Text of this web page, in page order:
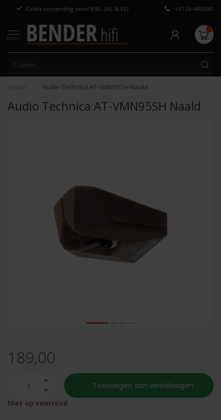
Gratis verzending vanaf €50,- (NL & BE) Persoonlijk
+31 26 4453541
MENU
Home Audio Technica AT-VMN95SH Naald
Audio Technica AT-VMN95SH Naald
189,00
Toevoegen aan winkelwagen
Niet op voorraad